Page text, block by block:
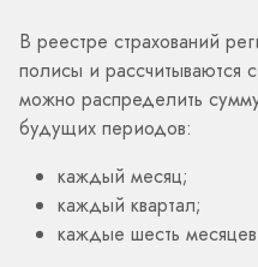
В реестре страхований
полисы и рассчитываются
можно распределить
будущих периодов:
каждый месяц;
каждый квартал;
каждые шесть